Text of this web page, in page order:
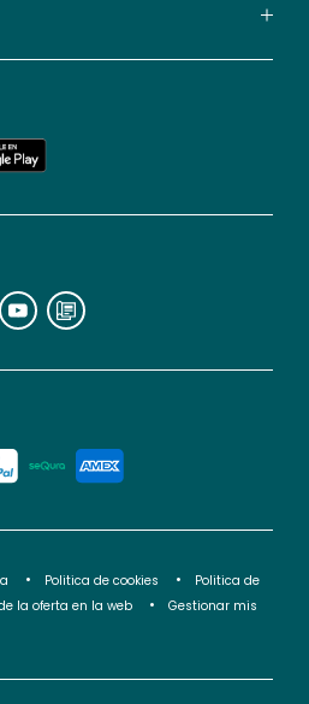
de
en
cualquier
Para
información,
puedes
nuestra
de
privacidad</2>.
Politica de cookies
Politica de
la oferta en la web
Gestionar mis